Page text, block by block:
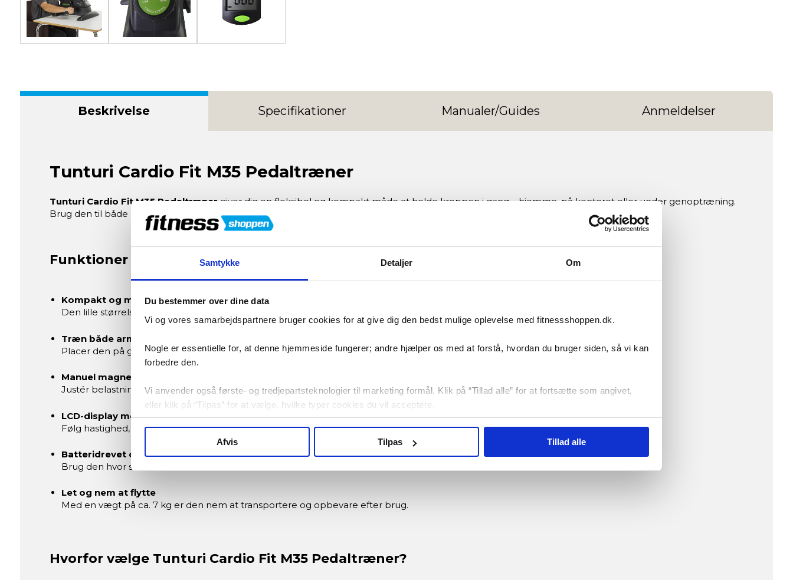
Samtykke Detaljer Om
Du bestemmer over dine data
Vi og vores samarbejdspartnere bruger cookies for at give dig den bedst mulige oplevelse med fitnessshoppen.dk.
Nogle er essentielle for, at denne hjemmeside fungerer; andre hjælper os med at forstå, hvordan du bruger siden, så vi kan
forbedre den.
Vi anvender også første- og tredjepartsteknologier til marketing formål. Klik på “Tillad alle” for at fortsætte som angivet,
eller klik på “Tilpas” for at vælge, hvilke typer cookies du vil acceptere.
Afvis Tilpas Tillad alle
Beskrivelse Specifikationer Manualer/Guides Anmeldelser
Tunturi Cardio Fit M35 Pedaltræner
Tunturi Cardio Fit M35 Pedaltrænergiver dig en fleksibel og kompakt måde at holde kroppen i gang – hjemme, på kontoret eller under genoptræning.
Brug den til både ben- og armtræning og tilpas modstanden, så den matcher dit niveau og dine mål.
Funktioner og fordele
Kompakt og multifunktionel
Den lille størrelse gør den nem at placere under et skrivebord eller på et bord til armtræning.
Træn både arme og ben
Placer den på gulvet til bentræning eller på et bord for at aktivere overkroppen og forbedre mobilitet og udholdenhed.
Manuel magnetisk modstand
Justér belastningen via drejeknappen og vælg mellem let bevægelse eller mere udfordrende træning.
LCD-display med træningsdata
Følg hastighed, tid, kalorier og omdrejninger pr. minut, så du kan holde styr på din indsats.
Batteridrevet og ledningsfri
Brug den hvor som helst uden behov for stikkontakt.
Let og nem at flytte
Med en vægt på ca. 7 kg er den nem at transportere og opbevare efter brug.
Hvorfor vælge Tunturi Cardio Fit M35 Pedaltræner?